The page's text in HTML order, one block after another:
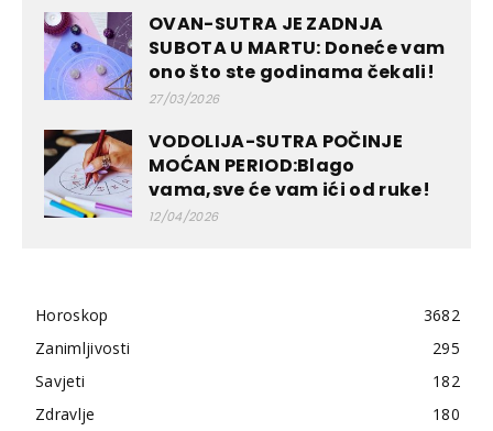
OVAN-SUTRA JE ZADNJA
SUBOTA U MARTU: Doneće vam
ono što ste godinama čekali!
27/03/2026
VODOLIJA-SUTRA POČINJE
MOĆAN PERIOD:Blago
vama,sve će vam ići od ruke!
12/04/2026
Horoskop
3682
Zanimljivosti
295
Savjeti
182
Zdravlje
180